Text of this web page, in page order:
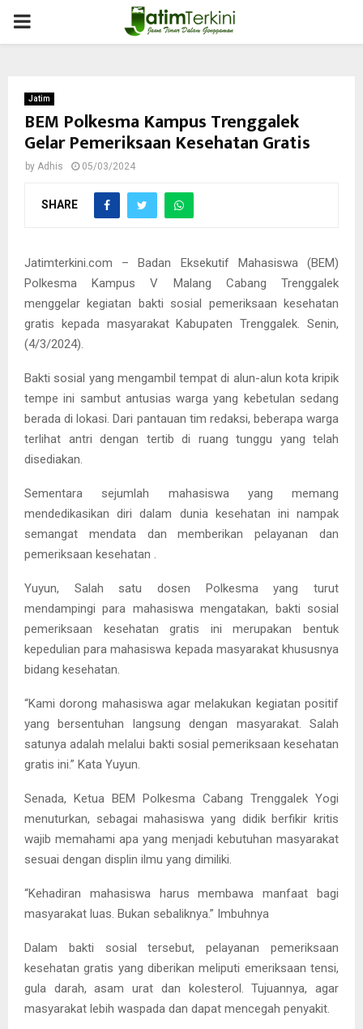
PRIMARY
Jatim
BEM Polkesma Kampus Trenggalek
Gelar Pemeriksaan Kesehatan Gratis
by Adhis 05/03/2024
SHARE
Jatimterkini.com – Badan Eksekutif Mahasiswa (BEM)
Polkesma Kampus V Malang Cabang Trenggalek
menggelar kegiatan bakti sosial pemeriksaan kesehatan
gratis kepada masyarakat Kabupaten Trenggalek. Senin,
(4/3/2024).
Bakti sosial yang mengambil tempat di alun-alun kota kripik
tempe ini sambut antusias warga yang kebetulan sedang
berada di lokasi. Dari pantauan tim redaksi, beberapa warga
terlihat antri dengan tertib di ruang tunggu yang telah
disediakan.
Sementara sejumlah mahasiswa yang memang
mendedikasikan diri dalam dunia kesehatan ini nampak
semangat mendata dan memberikan pelayanan dan
pemeriksaan kesehatan .
Yuyun, Salah satu dosen Polkesma yang turut
mendampingi para mahasiswa mengatakan, bakti sosial
pemeriksaan kesehatan gratis ini merupakan bentuk
kepedulian para mahasiswa kepada masyarakat khususnya
bidang kesehatan.
“Kami dorong mahasiswa agar melakukan kegiatan positif
yang bersentuhan langsung dengan masyarakat. Salah
satunya adalah melalui bakti sosial pemeriksaan kesehatan
gratis ini.” Kata Yuyun.
Senada, Ketua BEM Polkesma Cabang Trenggalek Yogi
menuturkan, sebagai mahasiswa yang didik berfikir kritis
wajib memahami apa yang menjadi kebutuhan masyarakat
sesuai dengan displin ilmu yang dimiliki.
“Kehadiran mahasiswa harus membawa manfaat bagi
masyarakat luas. Bukan sebaliknya.” Imbuhnya
Dalam bakti sosial tersebut, pelayanan pemeriksaan
kesehatan gratis yang diberikan meliputi emeriksaan tensi,
gula darah, asam urat dan kolesterol. Tujuannya, agar
masyarakat lebih waspada dan dapat mencegah penyakit.